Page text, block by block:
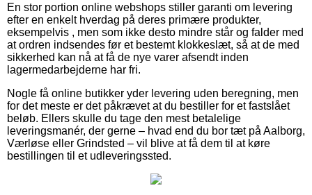
En stor portion online webshops stiller garanti om levering
efter en enkelt hverdag på deres primære produkter,
eksempelvis , men som ikke desto mindre står og falder med
at ordren indsendes før et bestemt klokkeslæt, så at de med
sikkerhed kan nå at få de nye varer afsendt inden
lagermedarbejderne har fri.
Nogle få online butikker yder levering uden beregning, men
for det meste er det påkrævet at du bestiller for et fastslået
beløb. Ellers skulle du tage den mest betalelige
leveringsmanér, der gerne – hvad end du bor tæt på Aalborg,
Værløse eller Grindsted – vil blive at få dem til at køre
bestillingen til et udleveringssted.